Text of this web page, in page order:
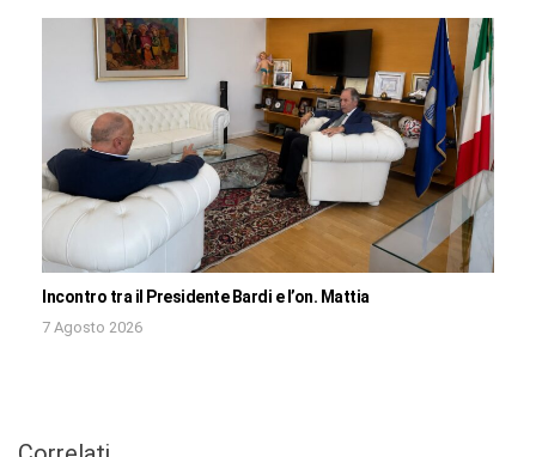
Incontro tra il Presidente Bardi e l’on. Mattia
7 Agosto 2026